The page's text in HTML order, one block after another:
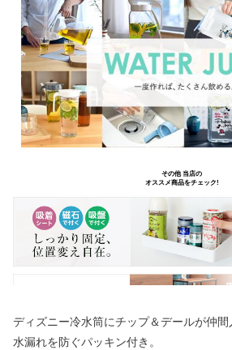
ディズニー冷水筒にチップ＆デールが仲間
水漏れを防ぐパッキン付き。